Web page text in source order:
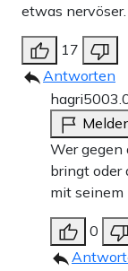
etwas nervöser.
17
Antworten
hagri50
Wer gegen
bringt oder
mit seinem
0